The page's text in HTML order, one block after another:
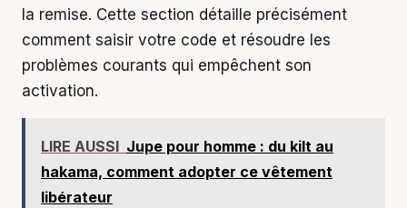
la remise. Cette section détaille précisément
comment saisir votre code et résoudre les
problèmes courants qui empêchent son
activation.
LIRE AUSSI Jupe pour homme : du kilt au
hakama, comment adopter ce vêtement
libérateur